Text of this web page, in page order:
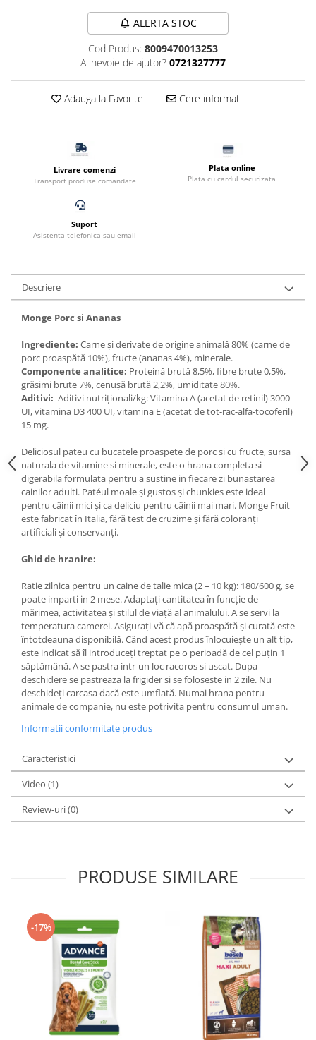
Filtru extern acvariu
Filtru intern acvariu
Pompe aer acvariu
Pompa apa acvariu
Neoane si LED-uri pentru acvarii
Substrat acvariu
Sterilizator acvariu
Fertilizatori acvarii
Tratamente pesti acvariu
Furtune si conectori acvarii
Curatare acvarii
Medii filtrante
Decoruri si plante artificiale
Accesorii acvarii
Piese de schimb
Pasari
Batoane
Hrana pasari
Rozatoare
Igiena rozatoare
Hrana Rozatoare
Reptile
Hrana reptile
Decoruri terarii
Incalzitoare si pompe terarii
Solutii iluminat terarii
Lampi terarii
Suplimente vitamino minerale
reptile
Accesorii diverse terarii
Conditioner apa iaz
Hrana pesti iazuri
Teste apa iaz
Filtre iaz
Casti echitatie
Accesorii cai
ALERTA STOC
Cod Produs: 8009470013253
Ai nevoie de ajutor? 0721327777
Adauga la Favorite Cere informatii
Livrare comenzi
Transport produse comandate
Plata online
Plata cu cardul securizata
Suport
Asistenta telefonica sau email
Descriere
Monge Porc si Ananas
Ingrediente: Carne și derivate de origine animală 80% (carne de
porc proaspătă 10%), fructe (ananas 4%), minerale.
Componente analitice: Proteină brută 8,5%, fibre brute 0,5%,
grăsimi brute 7%, cenușă brută 2,2%, umiditate 80%.
Aditivi: Aditivi nutriționali/kg: Vitamina A (acetat de retinil) 3000
UI, vitamina D3 400 UI, vitamina E (acetat de tot-rac-alfa-tocoferil)
15 mg.
Deliciosul pateu cu bucatele proaspete de porc si cu fructe, sursa
naturala de vitamine si minerale, este o hrana completa si
digerabila formulata pentru a sustine in fiecare zi bunastarea
cainilor adulti. Patéul moale și gustos și chunkies este ideal
pentru câinii mici și ca deliciu pentru câinii mai mari. Monge Fruit
este fabricat în Italia, fără test de cruzime și fără coloranți
artificiali și conservanți.
Ghid de hranire:
Ratie zilnica pentru un caine de talie mica (2 – 10 kg): 180/600 g, se
poate imparti in 2 mese. Adaptați cantitatea în funcție de
mărimea, activitatea și stilul de viață al animalului. A se servi la
temperatura camerei. Asigurați-vă că apă proaspătă și curată este
întotdeauna disponibilă. Când acest produs înlocuiește un alt tip,
este indicat să îl introduceți treptat pe o perioadă de cel puțin 1
săptămână. A se pastra intr-un loc racoros si uscat. Dupa
deschidere se pastreaza la frigider si se foloseste in 2 zile. Nu
deschideți carcasa dacă este umflată. Numai hrana pentru
animale de companie, nu este potrivita pentru consumul uman.
Informatii conformitate produs
Caracteristici
Video (1)
Review-uri(0)
PRODUSE SIMILARE
-17%